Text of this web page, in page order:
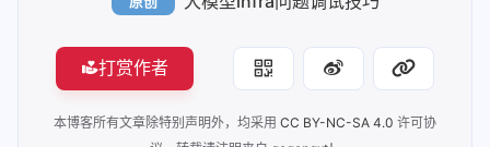
打赏作者
本博客所有文章除特别声明外，均采用 CC BY-NC-SA 4.0 许可协
大模型infra问题调试技巧
使用nsys和torch profiler进行性能分析
通信操作